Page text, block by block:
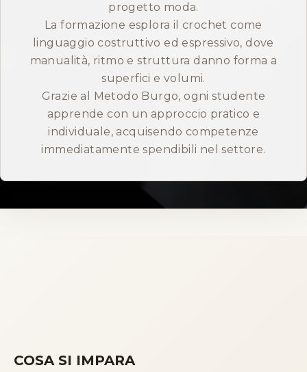
Open Day
Prenota consulenza gratuita
ENGLISH
progetto moda.
La formazione esplora il crochet come
linguaggio costruttivo ed espressivo, dove
manualità, ritmo e struttura danno forma a
superfici e volumi.
Grazie al Metodo Burgo, ogni studente
apprende con un approccio pratico e
individuale, acquisendo competenze
immediatamente spendibili nel settore.
COSA SI IMPARA